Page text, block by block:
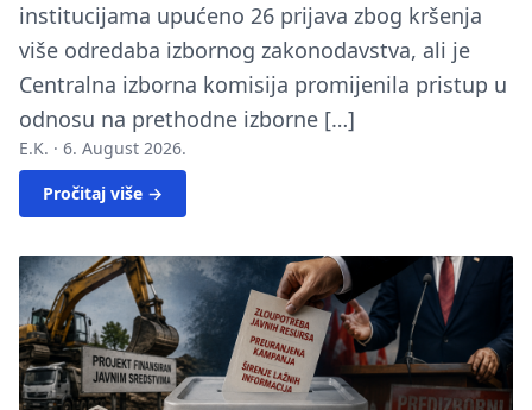
institucijama upućeno 26 prijava zbog kršenja
više odredaba izbornog zakonodavstva, ali je
Centralna izborna komisija promijenila pristup u
odnosu na prethodne izborne […]
E.K. · 6. August 2026.
Pročitaj više →